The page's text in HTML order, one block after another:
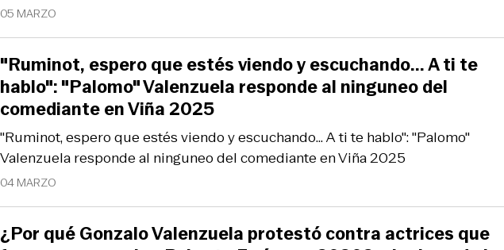
05 MARZO
04 MARZO
"Ruminot, espero que estés viendo y escuchando... A ti te hablo": "Palomo"
Valenzuela responde al ninguneo del comediante en Viña 2025
"Ruminot, espero que estés viendo y escuchando... A ti te
hablo": "Palomo" Valenzuela responde al ninguneo del
comediante en Viña 2025
¿Por qué Gonzalo Valenzuela protestó contra actrices que